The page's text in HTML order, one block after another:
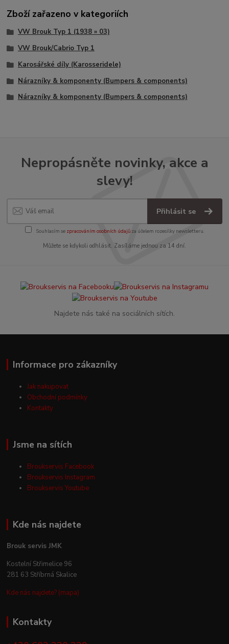
Zboží zařazeno v kategoriích
VW Brouk Typ 1 (1938 » 03)
VW Brouk/Cabrio Typ 1
Karosářské díly (Karosseridele)
Nárazníky & komponenty (Bumpers & components)
Nárazníky & komponenty (Bumpers & components)
Nepropásněte novinky, akce a
slevy!
Přihlásit se
Souhlasím se zpracováním osobních údajůza účelem rozesílky newsletteru.
Můžete se kdykoli odhlásit. Zasíláme jednou za 14 dní.
Najdete nás také na sociálních sítích.
Informace pro zákazníky
Jak nakupovat
Obchodní podmínky
Kontakty
Jsme na sítích
Broukservis Facebook
Broukservis Instagram
Broukservis Youtube
Kde nás najdete
Brouk servis JMK
Kostelní Střimelice 96
281 63 Stříbrná Skalice
Kde nás najdete? (mapa)
Kontakty